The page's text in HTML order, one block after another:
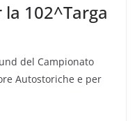
102^Targa
del Campionato
Autostoriche e per